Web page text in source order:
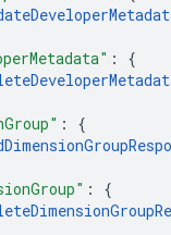
: {
: {
: {